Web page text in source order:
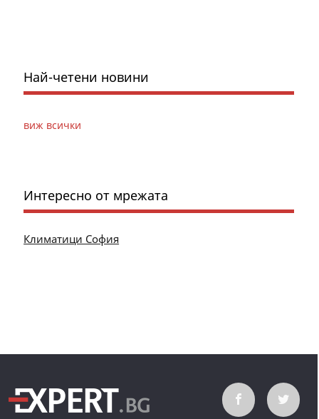
Най-четени новини
виж всички
Интересно от мрежата
Климатици София